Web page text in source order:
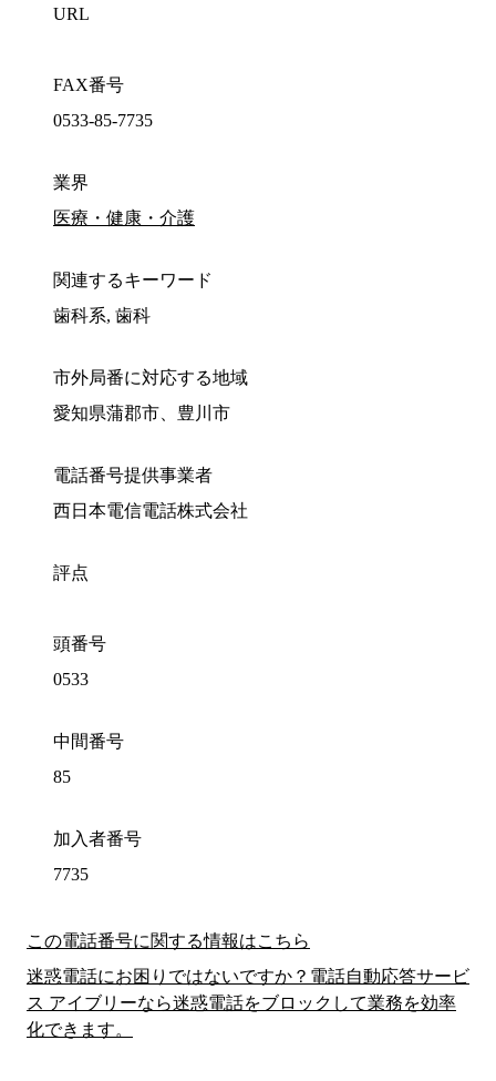
URL
FAX番号
0533-85-7735
業界
医療・健康・介護
関連するキーワード
歯科系, 歯科
市外局番に対応する地域
愛知県蒲郡市、豊川市
電話番号提供事業者
西日本電信電話株式会社
評点
頭番号
0533
中間番号
85
加入者番号
7735
この電話番号に関する情報はこちら
迷惑電話にお困りではないですか？電話自動応答サービ
ス アイブリーなら迷惑電話をブロックして業務を効率
化できます。